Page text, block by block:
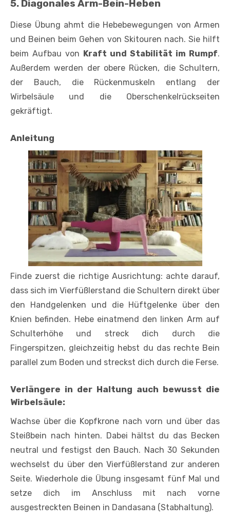
5. Diagonales Arm-Bein-Heben
Diese Übung ahmt die Hebebewegungen von Armen
und Beinen beim Gehen von Skitouren nach. Sie hilft
beim Aufbau von Kraft und Stabilität im Rumpf.
Außerdem werden der obere Rücken, die Schultern,
der Bauch, die Rückenmuskeln entlang der
Wirbelsäule und die Oberschenkelrückseiten
gekräftigt.
Anleitung
Finde zuerst die richtige Ausrichtung: achte darauf,
dass sich im Vierfüßlerstand die Schultern direkt über
den Handgelenken und die Hüftgelenke über den
Knien befinden. Hebe einatmend den linken Arm auf
Schulterhöhe und streck dich durch die
Fingerspitzen, gleichzeitig hebst du das rechte Bein
parallel zum Boden und streckst dich durch die Ferse.
Verlängere in der Haltung auch bewusst die
Wirbelsäule:
Wachse über die Kopfkrone nach vorn und über das
Steißbein nach hinten. Dabei hältst du das Becken
neutral und festigst den Bauch. Nach 30 Sekunden
wechselst du über den Vierfüßlerstand zur anderen
Seite. Wiederhole die Übung insgesamt fünf Mal und
setze dich im Anschluss mit nach vorne
ausgestreckten Beinen in Dandasana (Stabhaltung).